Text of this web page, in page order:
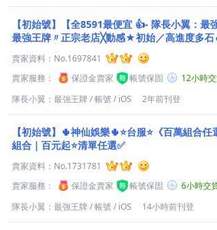
【初始號】【全8591最便宜 👍- 隊長小翼：最
最強王牌〃正宗老店╳動感★初始／高進度多石
賣家資料： No.1697841
賣家服務：
保證金賣家 帳號保固
12小時
隊長小翼：最強王牌/帳號/ iOS 2年前刊登
【初始號】🌵神仙娛樂🌵⭐台服⭐《百萬組合
組合｜百元起⭐清單任選✅
賣家資料： No.1731781
賣家服務：
保證金賣家 帳號保固
6小時交
隊長小翼：最強王牌/帳號/ iOS 14小時前刊登